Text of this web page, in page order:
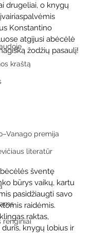
kraštą
premija
literatūr
renginiai
drugeliai, o knygų
Konstantino
atgijusi abėcėlė
žodžių pasaulį!
šventę
būrys vaikų, kartu
pasidžiaugti savo
raidėmis.
raktas,
knygų lobius ir